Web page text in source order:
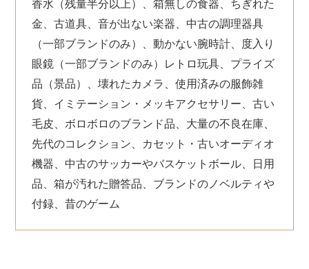
香水（残量半分以上）、箱無しの食器、ちぎれた
金、古道具、音が出ない楽器、中古の調理器具
（一部ブランドのみ）、動かない腕時計、度入り
眼鏡（一部ブランドのみ）レトロ玩具、プライズ
品（景品）、壊れたカメラ、使用済みの服飾雑
貨、イミテーション・メッキアクセサリー、古い
毛皮、ボロボロのブランド品、大量の不良在庫、
先代のコレクション、カセット・古いオーディオ
機器、中古のサッカーやバスケットボール、日用
品、箱が汚れた贈答品、ブランドのノベルティや
付録、昔のゲーム